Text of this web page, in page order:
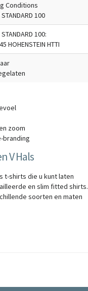
Conditions
100
100:
HOHENSTEIN HTTI
zoom
branding
V Hals
t-shirts die u kunt laten
en slim fitted shirts.
soorten en maten